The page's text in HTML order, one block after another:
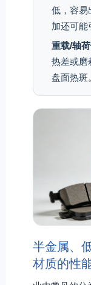
低，容易
加还可能
重载/轴荷
热差或磨
盘面热斑
半金属、
材质的性